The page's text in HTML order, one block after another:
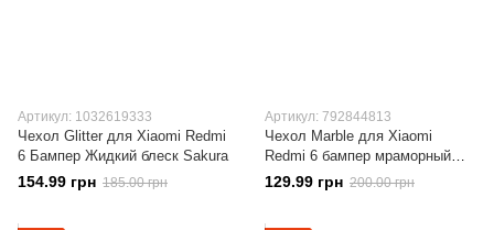
Артикул: 1032619333
Чехол Glitter для Xiaomi Redmi
6 Бампер Жидкий блеск Sakura
154.99 грн 185.00 грн
Артикул: 792844813
Чехол Marble для Xiaomi
Redmi 6 бампер мраморный
Оригинальный Черный
129.99 грн 200.00 грн